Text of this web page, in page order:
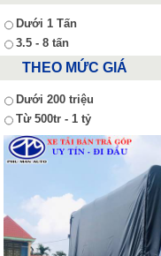
Dưới 1 Tấn
3.5 - 8 tấn
THEO MỨC GIÁ
Dưới 200 triệu
Từ 500tr - 1 tỷ